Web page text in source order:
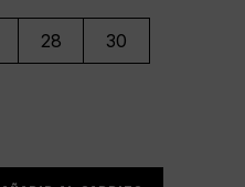
28
30